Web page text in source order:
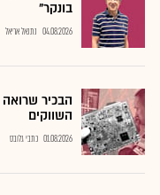
בונקר"
04.08.2026 נתנאל אריאל
הבכיר
השווקים
01.08.2026 כתבי גלובס